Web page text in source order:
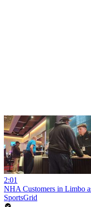
2:01
NHA Customers in Limbo
SportsGrid